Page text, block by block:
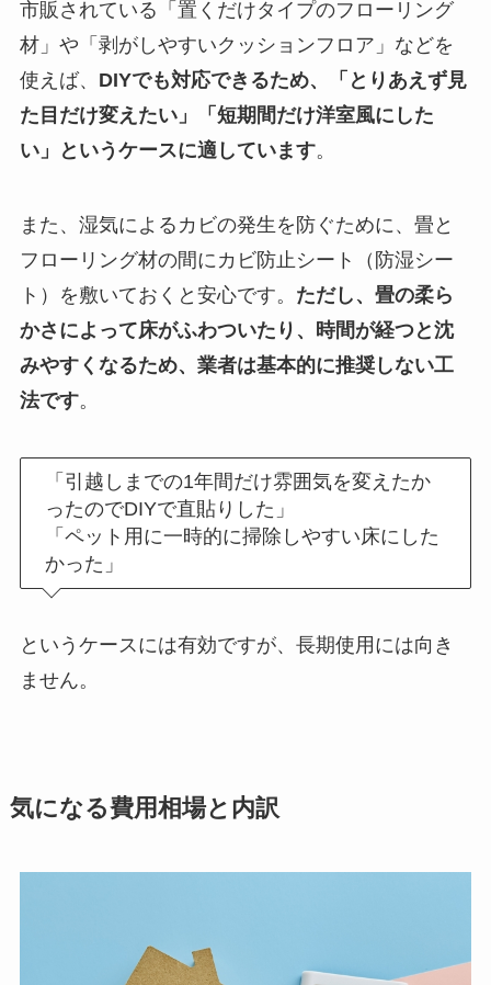
市販されている「置くだけタイプのフローリング
材」や「剥がしやすいクッションフロア」などを
使えば、 DIYでも対応できるため、「とりあえず見
た目だけ変えたい」「短期間だけ洋室風にした
い」というケースに適しています。
また、湿気によるカビの発生を防ぐために、畳と
フローリング材の間にカビ防止シート（防湿シー
ト）を敷いておくと安心です。 ただし、畳の柔ら
かさによって床がふわついたり、時間が経つと沈
みやすくなるため、業者は基本的に推奨しない工
法です。
「引越しまでの1年間だけ雰囲気を変えたか
ったのでDIYで直貼りした」
「ペット用に一時的に掃除しやすい床にした
かった」
というケースには有効ですが、長期使用には向き
ません。
気になる費用相場と内訳